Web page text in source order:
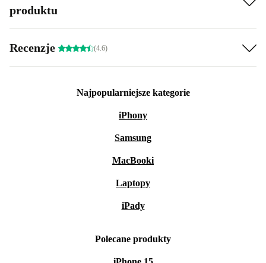
produktu
Recenzje (4.6)
Najpopularniejsze kategorie
iPhony
Samsung
MacBooki
Laptopy
iPady
Polecane produkty